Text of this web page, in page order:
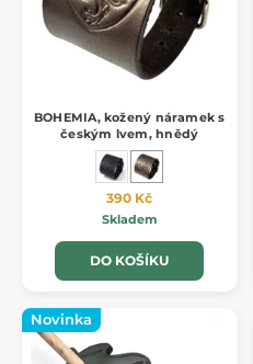
BOHEMIA, kožený náramek s
českým lvem, hnědý
390 Kč
Skladem
DO KOŠÍKU
Novinka